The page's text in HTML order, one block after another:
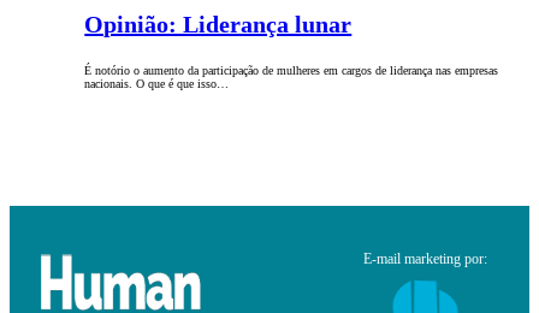
Opinião: Liderança lunar
É notório o aumento da participação de mulheres em cargos de liderança nas empresas
nacionais. O que é que isso…
E-mail marketing por: